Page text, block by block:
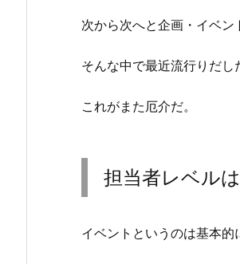
次から次へと企画・イベン
そんな中で最近流行りだし
これがまた厄介だ。
担当者レベル
イベントというのは基本的